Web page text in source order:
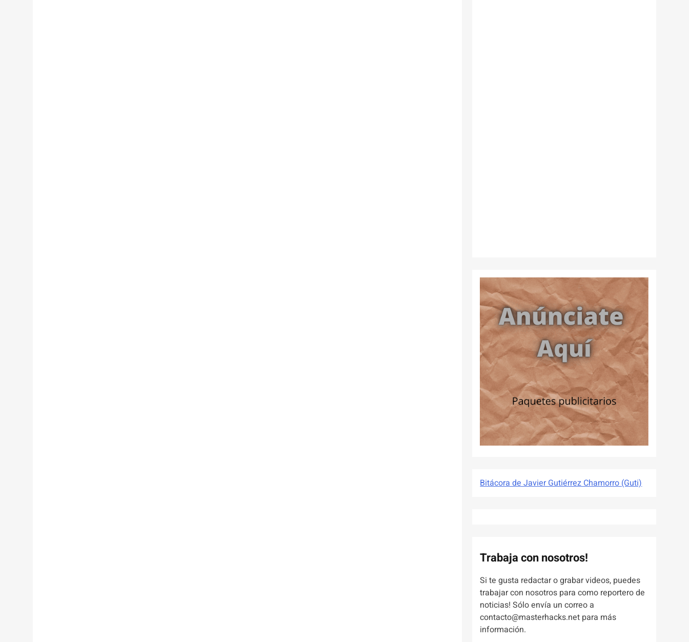
Bitácora de Javier Gutiérrez Chamorro (Guti)
Trabaja con nosotros!
Si te gusta redactar o grabar videos, puedes
trabajar con nosotros para como reportero de
noticias! Sólo envía un correo a
contacto@masterhacks.net para más
información.